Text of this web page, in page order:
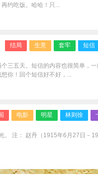
约吃饭。哈哈！只...
结局 生意 套牢 短信
三五天。短信的内容也很简单，
想你！回个短信好不好，...
电影 明星 林则徐
。 注： 赵丹（1915年6月27日－